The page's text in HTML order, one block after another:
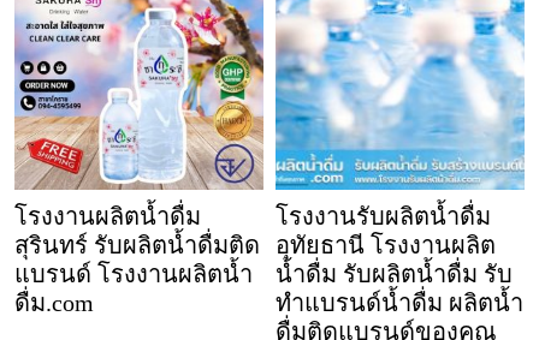
โรงงานผลิตน้ำดื่ม
สุรินทร์ รับผลิตน้ำดื่มติด
แบรนด์ โรงงานผลิตน้ำ
ดื่ม.com
โรงงานรับผลิตน้ำดื่ม
อุทัยธานี โรงงานผลิต
น้ำดื่ม รับผลิตน้ำดื่ม รับ
ทำแบรนด์น้ำดื่ม ผลิตน้ำ
ดื่มติดแบรนด์ของคุณ